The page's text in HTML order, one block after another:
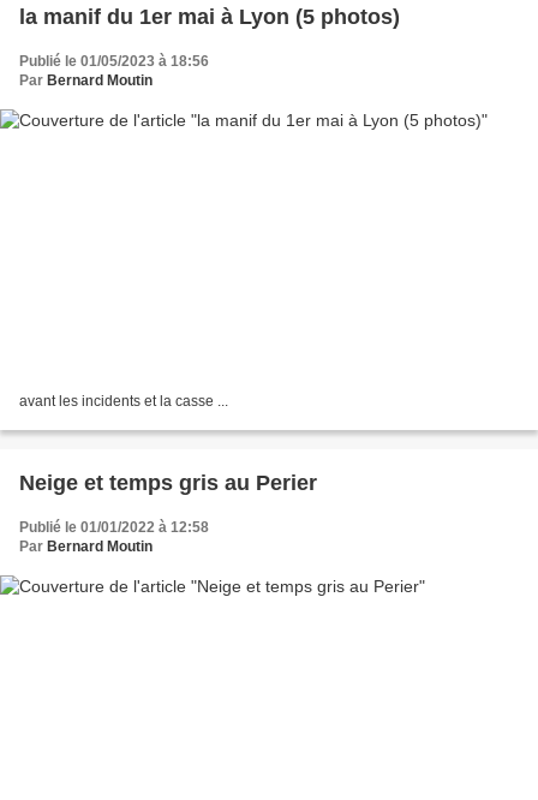
la manif du 1er mai à Lyon (5 photos)
Publié le 01/05/2023 à 18:56
Par Bernard Moutin
avant les incidents et la casse ...
Neige et temps gris au Perier
Publié le 01/01/2022 à 12:58
Par Bernard Moutin